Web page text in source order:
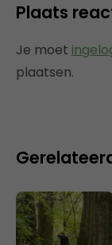
Plaats
Je moet
plaatsen.